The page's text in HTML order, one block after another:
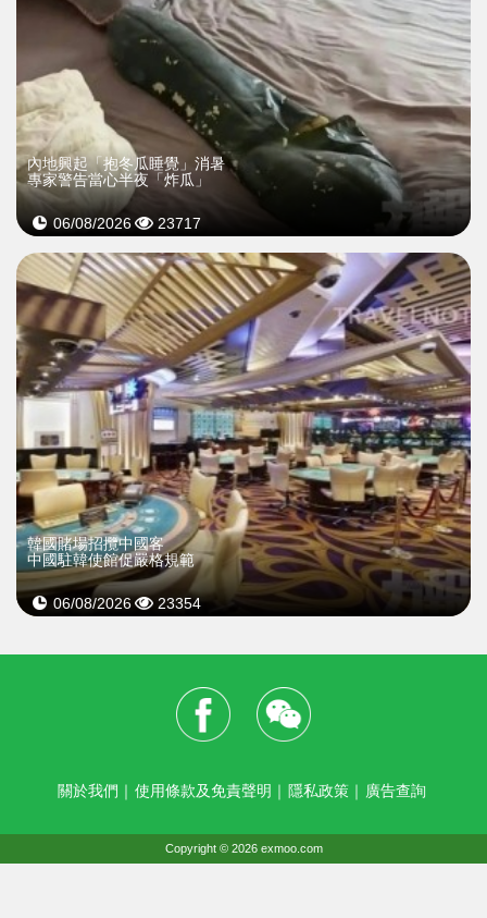
內地興起「抱冬瓜睡覺」消暑
專家警告當心半夜「炸瓜」
06/08/2026 23717
韓國賭場招攬中國客
中國駐韓使館促嚴格規範
06/08/2026 23354
關於我們 ｜ 使用條款及免責聲明 ｜ 隱私政策 ｜ 廣告查詢
Copyright © 2026 exmoo.com